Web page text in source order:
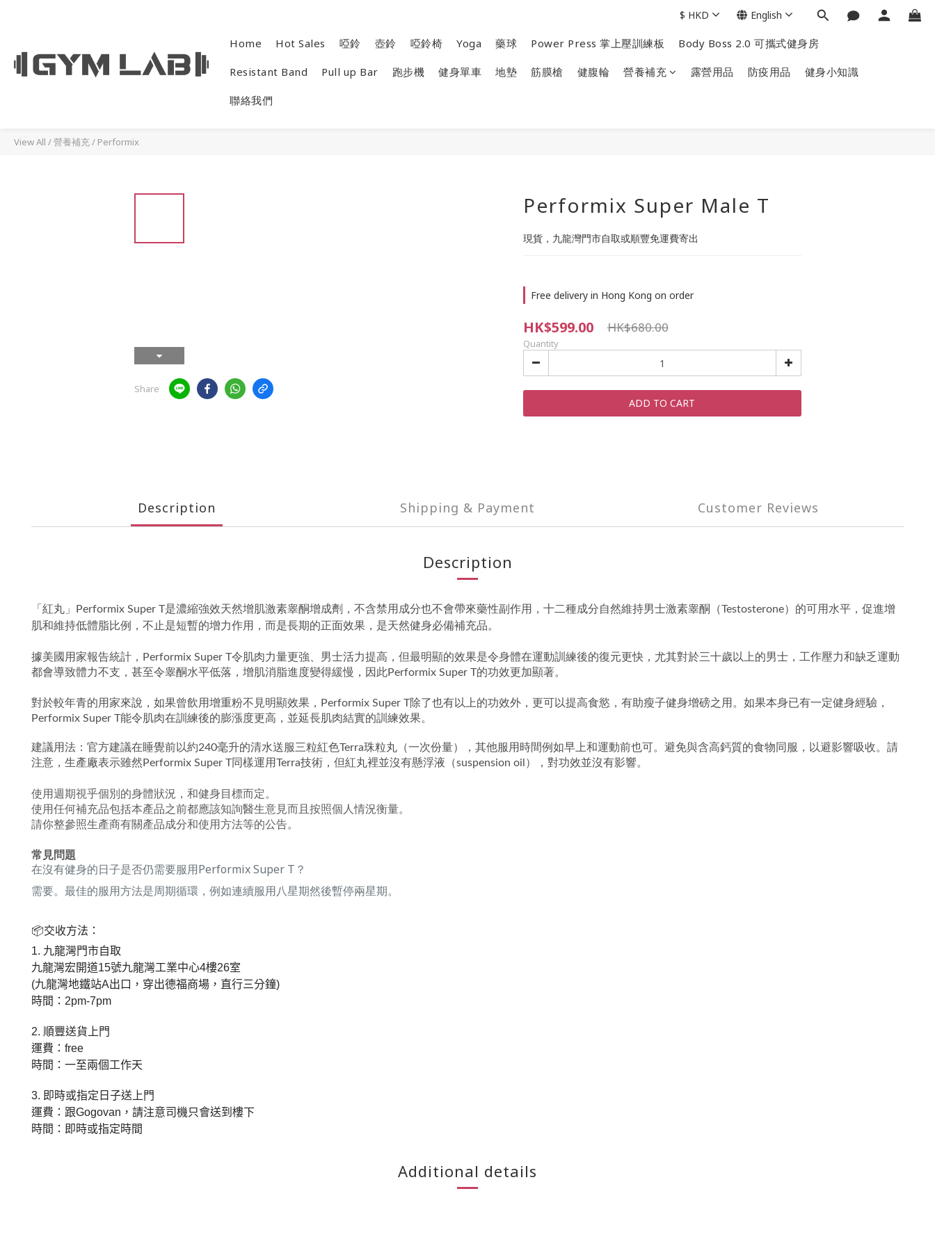
Home Hot Sales 啞鈴 壺鈴 啞鈴椅 Yoga 藥球 Power Press 掌上壓訓練板 Body Boss 2.0 可攜式健身房
Resistant Band Pull up Bar 跑步機 健身單車 地墊 筋膜槍 健腹輪 營養補充 露營用品 防疫用品 健身小知識
聯絡我們
$ HKD English
View All /營養補充/ Performix
Share
Performix Super Male T
現貨，九龍灣門市自取或順豐免運費寄出
Free delivery in Hong Kong on order
HK$599.00 HK$680.00
Quantity
ADD TO CART
Description Shipping & Payment Customer Reviews
Description
「紅丸」Performix Super T是濃縮強效天然增肌激素睾酮增成劑，不含禁用成分也不會帶來藥性副作用，十二種成分自然維持男士激素睾酮（Testosterone）的可用水平，促進增
肌和維持低體脂比例，不止是短暫的增力作用，而是長期的正面效果，是天然健身必備補充品。
據美國用家報告統計，Performix Super T令肌肉力量更強、男士活力提高，但最明顯的效果是令身體在運動訓練後的復元更快，尤其對於三十歲以上的男士，工作壓力和缺乏運動
都會導致體力不支，甚至令睾酮水平低落，增肌消脂進度變得緩慢，因此Performix Super T的功效更加顯著。
對於較年青的用家來說，如果曾飲用增重粉不見明顯效果，Performix Super T除了也有以上的功效外，更可以提高食慾，有助瘦子健身增磅之用。如果本身已有一定健身經驗，
Performix Super T能令肌肉在訓練後的膨漲度更高，並延長肌肉結實的訓練效果。
建議用法：官方建議在睡覺前以約240毫升的清水送服三粒紅色Terra珠粒丸（一次份量），其他服用時間例如早上和運動前也可。避免與含高鈣質的食物同服，以避影響吸收。請
注意，生產廠表示雖然Performix Super T同樣運用Terra技術，但紅丸裡並沒有懸浮液（suspension oil），對功效並沒有影響。
使用週期視乎個別的身體狀況，和健身目標而定。
使用任何補充品包括本產品之前都應該知詢醫生意見而且按照個人情況衡量。
請你整參照生產商有關產品成分和使用方法等的公告。
常見問題
在沒有健身的日子是否仍需要服用Performix Super T？
需要。最佳的服用方法是周期循環，例如連續服用八星期然後暫停兩星期。
📦交收方法：
1. 九龍灣門市自取
九龍灣宏開道15號九龍灣工業中心4樓26室
(九龍灣地鐵站A出口，穿出德福商場，直行三分鐘)
時間： 2pm-7pm
2. 順豐送貨上門
運費： free
時間：一至兩個工作天
3. 即時或指定日子送上門
運費：跟Gogovan ，請注意司機只會送到樓下
時間：即時或指定時間
Additional details